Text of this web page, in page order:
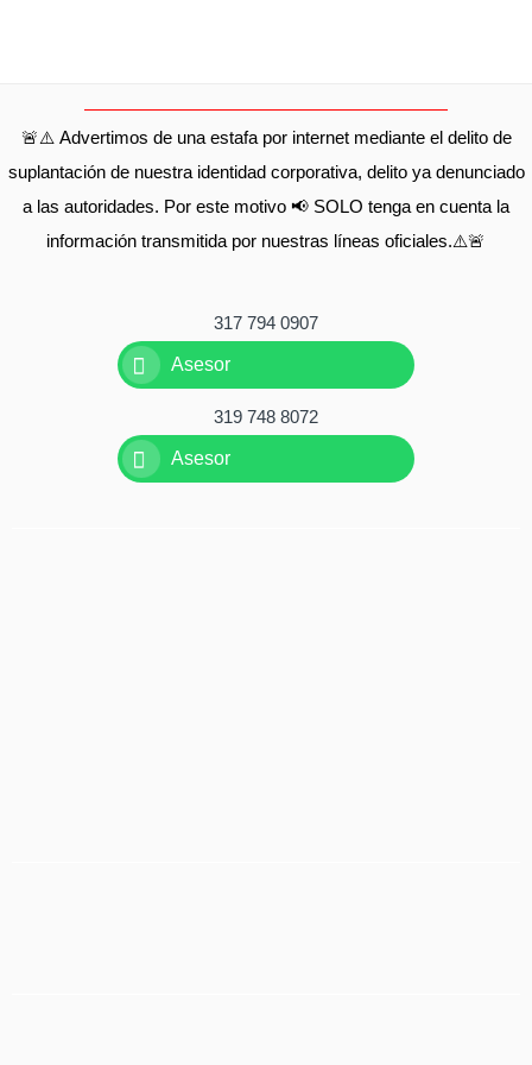
🚨⚠️ Advertimos de una estafa por internet mediante el delito de
suplantación de nuestra identidad corporativa, delito ya denunciado
a las autoridades. Por este motivo 📢 SOLO tenga en cuenta la
información transmitida por nuestras líneas oficiales.⚠️🚨
317 794 0907
Asesor
319 748 8072
Asesor